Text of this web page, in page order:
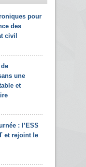
pour
des
civil
une
et
: l’ESS
et rejoint le